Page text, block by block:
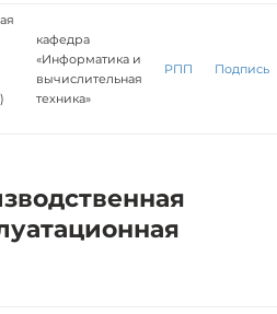
кафедра
«Информатика и
вычислительная
техника»
РПП Подпись